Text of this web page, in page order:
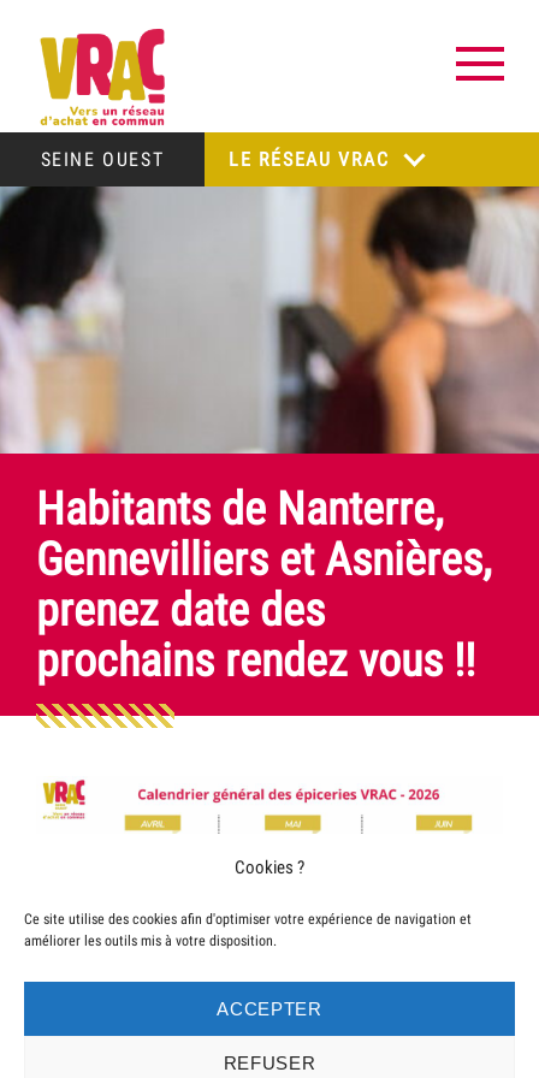
Cookies ?
Ce site utilise des cookies afin d'optimiser votre expérience de navigation et
améliorer les outils mis à votre disposition.
ACCEPTER
REFUSER
SEINE OUEST LE RÉSEAU VRAC
Habitants de Nanterre,
Gennevilliers et Asnières,
prenez date des
prochains rendez vous !!